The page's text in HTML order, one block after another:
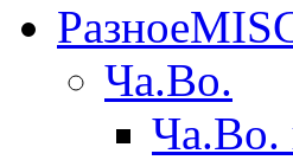
Разное
Ча.Во.
Ча.Во.